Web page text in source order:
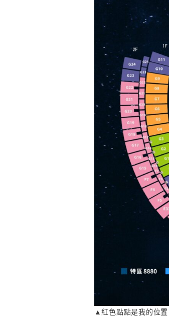
▲紅色點點是我的位置